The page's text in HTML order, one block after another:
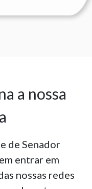
a nossa
de Senador
entrar em
nossas redes